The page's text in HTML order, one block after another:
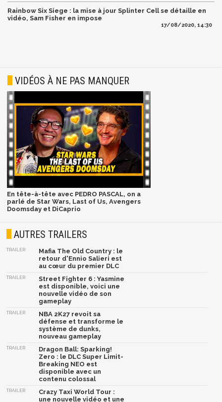
Rainbow Six Siege : la mise à jour Splinter Cell se détaille en
vidéo, Sam Fisher en impose
17/08/2020, 14:30
VIDÉOS À NE PAS MANQUER
En tête-à-tête avec PEDRO PASCAL, on a
parlé de Star Wars, Last of Us, Avengers
Doomsday et DiCaprio
AUTRES TRAILERS
TRAILER
Mafia The Old Country : le
retour d'Ennio Salieri est
au cœur du premier DLC
TRAILER
Street Fighter 6 : Yasmine
est disponible, voici une
nouvelle vidéo de son
gameplay
TRAILER
NBA 2K27 revoit sa
défense et transforme le
système de dunks,
nouveau gameplay
TRAILER
Dragon Ball: Sparking!
Zero : le DLC Super Limit-
Breaking NEO est
disponible avec un
contenu colossal
TRAILER
Crazy Taxi World Tour :
une nouvelle vidéo et une